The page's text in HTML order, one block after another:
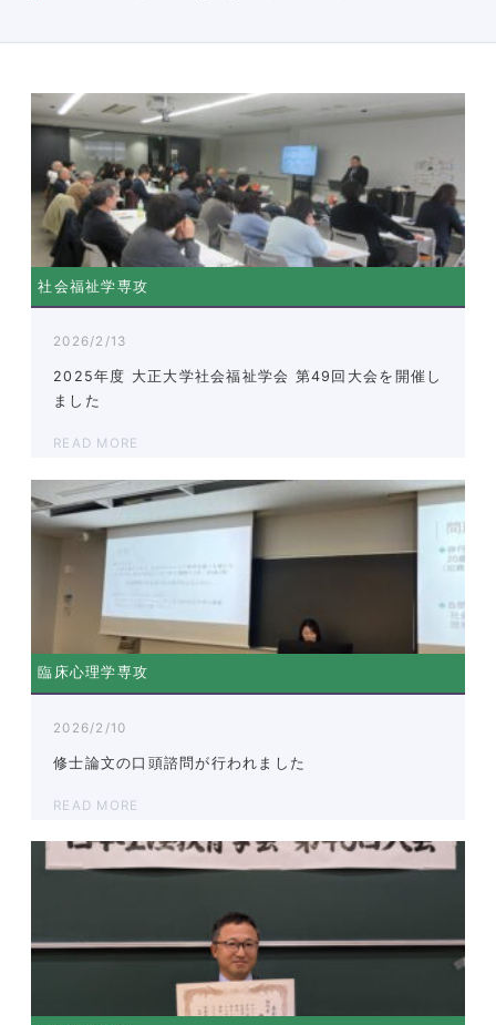
社会福祉学専攻
2026/2/13
2025年度 大正大学社会福祉学会 第49回大会を開催し
ました
READ MORE
臨床心理学専攻
2026/2/10
修士論文の口頭諮問が行われました
READ MORE